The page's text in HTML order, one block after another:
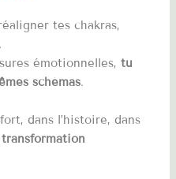
tes chakras,
émotionnelles,tu
schémas.
dans l’histoire, dans